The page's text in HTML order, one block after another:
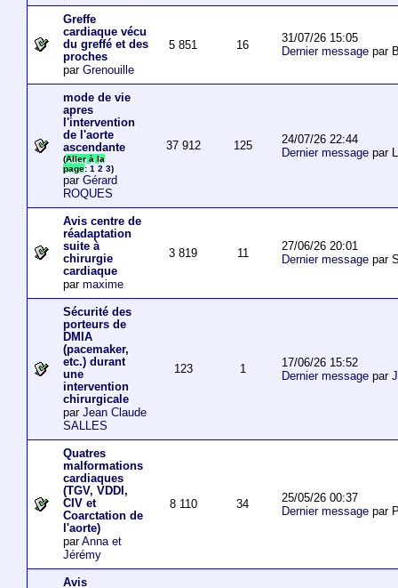
Greffe
cardiaque vécu
du greffé et des
proches
par Grenouille
5 851 16
31/07/26 15:05
Dernier messagepar
mode de vie
apres
l'intervention
de l'aorte
ascendante
(Aller à la
page: 1 2 3)
par Gérard
ROQUES
37 912 125
24/07/26 22:44
Dernier messagepar
Avis centre de
réadaptation
suite à
chirurgie
cardiaque
par maxime
3 819 11
27/06/26 20:01
Dernier messagepar
Sécurité des
porteurs de
DMIA
(pacemaker,
etc.) durant
une
intervention
chirurgicale
par Jean Claude
SALLES
123 1
17/06/26 15:52
Dernier messagepar
Quatres
malformations
cardiaques
(TGV, VDDI,
CIV et
Coarctation de
l'aorte)
parAnna et
Jérémy
8 110 34
25/05/26 00:37
Dernier messagepar
Avis